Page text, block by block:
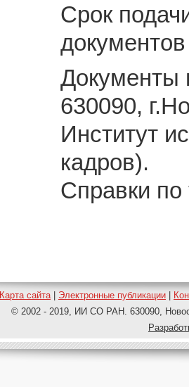
Срок
Документы
630090,
Институт
кадров).
Справки по
Карта сайта| Электронные публикации
© 2002 - 2019, ИИ СО РАН. 630090,